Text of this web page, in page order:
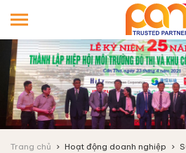
Trang chủ Hoạt động doanh nghiệp